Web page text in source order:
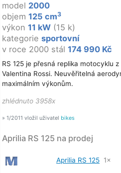
model 2000
objem 125 cm3
výkon 11 kW (15 k)
kategorie sportovní
v roce 2000 stál 174 990 Kč
RS 125 je přesná replika motocyklu
Valentina Rossi. Neuvěřitelná
maximálním výkonům.
zhlédnuto 3958x
» 1/2011 vložil uživatel bikes
Aprilia RS 125 na prodej
Aprilia RS 125 1×